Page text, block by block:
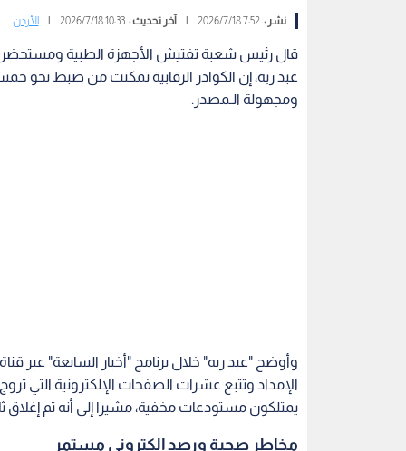
نشر :7:52 2026/7/18 آخر تحديث :10:33 2026/7/18 الأردن
قال رئيس شعبة تفتيش الأجهزة الطبية ومستحضرات
عبد ربه، إن الكوادر الرقابية تمكنت من ضبط نحو
ومجهولة الـمصدر.
وأوضح "عبد ربه" خلال برنامج "أخبار السابعة" عبر
الإمداد وتتبع عشرات الصفحات الإلكترونية التي
يمتلكون مستودعات مخفية، مشيرا إلى أنه تم إغلاق
مخاطر صحية ورصد إلكتروني مستمر